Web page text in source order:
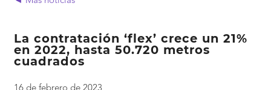
La contratación ‘flex’ crece un 21%
en 2022, hasta 50.720 metros
cuadrados